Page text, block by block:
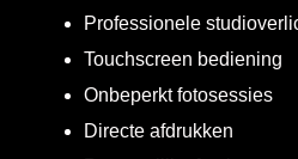
Professionele
Touchscreen bediening
Onbeperkt fotosessies
Directe afdrukken